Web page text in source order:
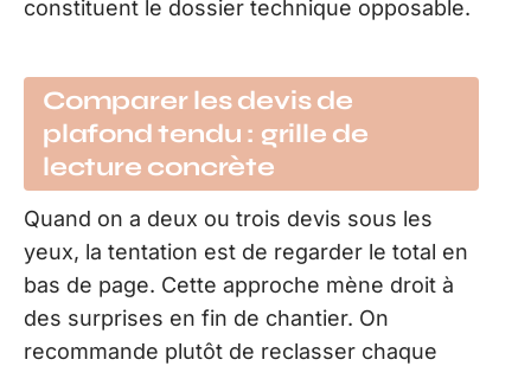
constituent le dossier technique opposable.
Comparer les devis de
plafond tendu : grille de
lecture concrète
Quand on a deux ou trois devis sous les
yeux, la tentation est de regarder le total en
bas de page. Cette approche mène droit à
des surprises en fin de chantier. On
recommande plutôt de reclasser chaque